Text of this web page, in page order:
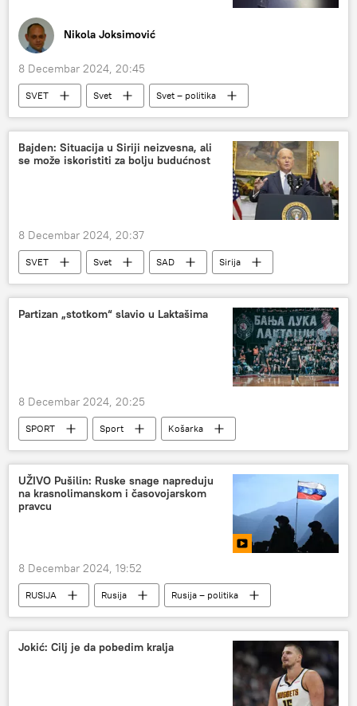
Nikola Joksimović
8 Decembar 2024, 20:45
SVET Svet
Svet – politika
Od četvrtka do četvrtka
Vladimir Vuletić
Bajden: Situacija u Siriji neizvesna, ali
se može iskoristiti za bolju budućnost
8 Decembar 2024, 20:37
SVET Svet SAD
Sirija
Džozef Bajden
Partizan „stotkom“ slavio u Laktašima
8 Decembar 2024, 20:25
SPORT Sport
Košarka
ABA liga
KK Partizan
UŽIVO Pušilin: Ruske snage napreduju
na krasnolimanskom i časovojarskom
pravcu
8 Decembar 2024, 19:52
RUSIJA Rusija Rusija – politika
Jokić: Cilj je da pobedim kralja